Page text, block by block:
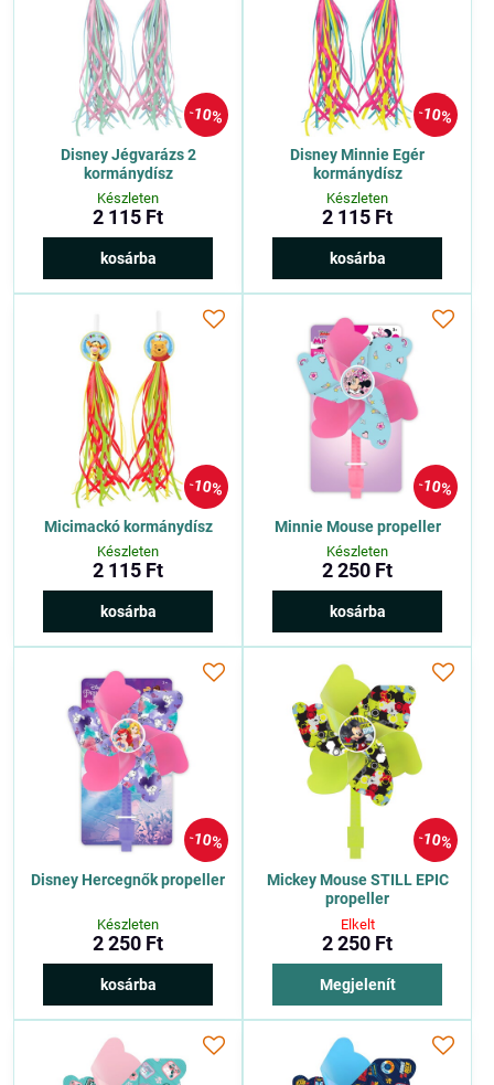
10%
Disney Jégvarázs 2
kormánydísz
Készleten
2 115 Ft
kosárba
10%
Disney Minnie Egér
kormánydísz
Készleten
2 115 Ft
kosárba
10%
Micimackó kormánydísz
Készleten
2 115 Ft
kosárba
10%
Minnie Mouse propeller
Készleten
2 250 Ft
kosárba
10%
Disney Hercegnők propeller
Készleten
2 250 Ft
kosárba
10%
Mickey Mouse STILL EPIC
propeller
Elkelt
2 250 Ft
Megjelenít